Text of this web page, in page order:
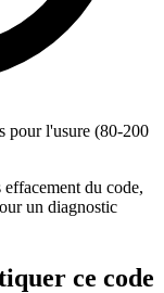
pour l'usure (80-200
du code,
un diagnostic
ce code